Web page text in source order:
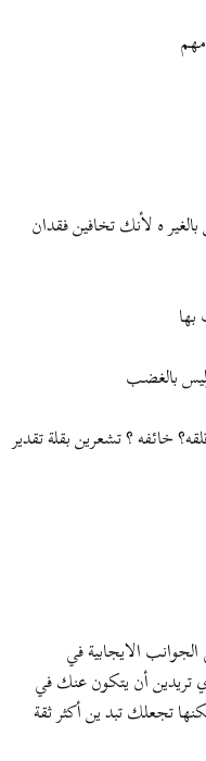
ه لأنك تخافين فقدان
بالغضب
خائفه ؟ تشعرين بقلة تقدير
الايجابية في
أن يتكون عنك في
تجعلك تبد ين أكثر ثقة